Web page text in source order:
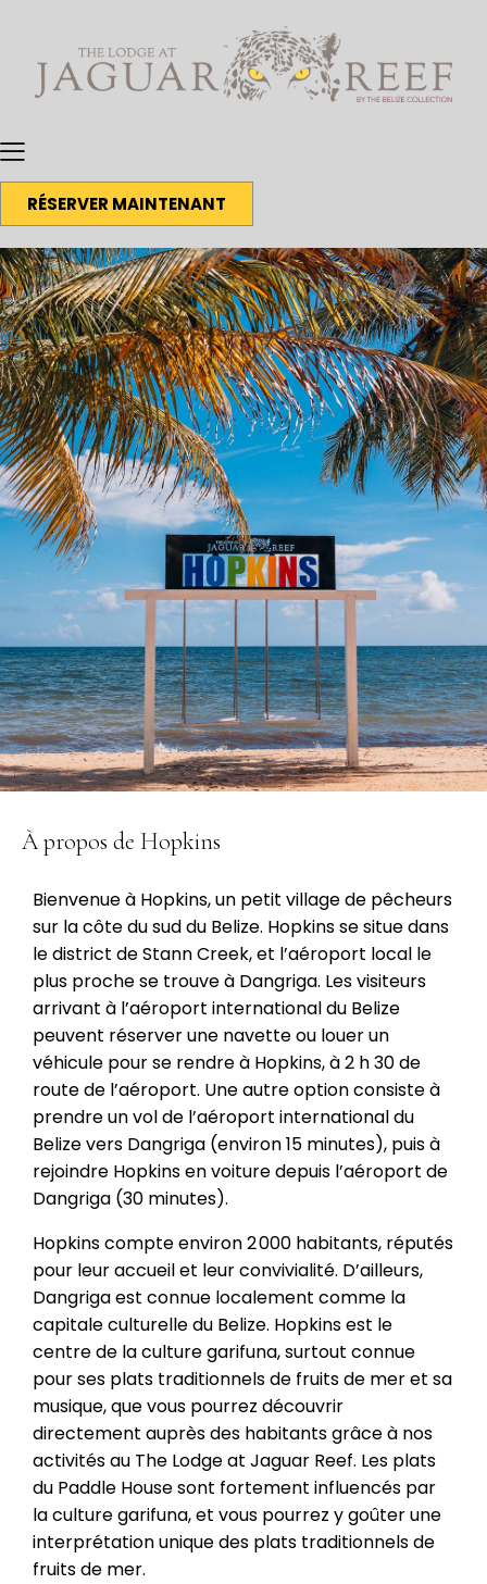
RÉSERVER MAINTENANT
À propos de Hopkins
Bienvenue à Hopkins, un petit village de pêcheurs
sur la côte du sud du Belize. Hopkins se situe dans
le district de Stann Creek, et l’aéroport local le
plus proche se trouve à Dangriga. Les visiteurs
arrivant à l’aéroport international du Belize
peuvent réserver une navette ou louer un
véhicule pour se rendre à Hopkins, à 2 h 30 de
route de l’aéroport. Une autre option consiste à
prendre un vol de l’aéroport international du
Belize vers Dangriga (environ 15 minutes), puis à
rejoindre Hopkins en voiture depuis l’aéroport de
Dangriga (30 minutes).
Hopkins compte environ 2 000 habitants, réputés
pour leur accueil et leur convivialité. D’ailleurs,
Dangriga est connue localement comme la
capitale culturelle du Belize. Hopkins est le
centre de la culture garifuna, surtout connue
pour ses plats traditionnels de fruits de mer et sa
musique, que vous pourrez découvrir
directement auprès des habitants grâce à nos
activités au The Lodge at Jaguar Reef. Les plats
du Paddle House sont fortement influencés par
la culture garifuna, et vous pourrez y goûter une
interprétation unique des plats traditionnels de
fruits de mer.